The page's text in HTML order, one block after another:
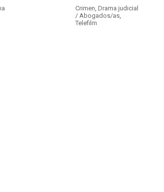
Crimen, Drama judicial
/ Abogados/as,
Telefilm